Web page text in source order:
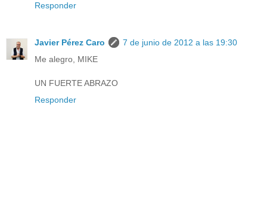
Responder
Javier Pérez Caro
7 de junio de 2012 a las 19:30
Me alegro, MIKE
UN FUERTE ABRAZO
Responder